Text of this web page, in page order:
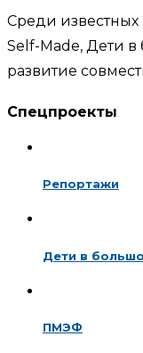
Среди известных
Self-Made, Дети
развитие
Спецпроекты
Репортажи
Дети в
ПМЭФ